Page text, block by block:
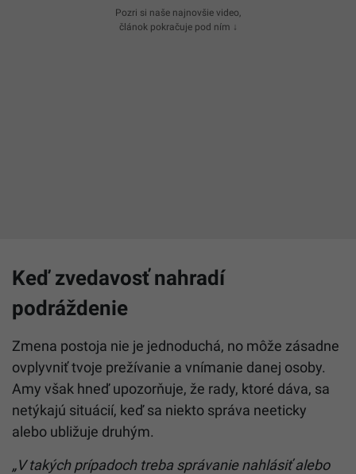
Pozri si naše najnovšie video,
článok pokračuje pod ním ↓
Keď zvedavosť nahradí
podráždenie
Zmena postoja nie je jednoduchá, no môže zásadne
ovplyvniť tvoje prežívanie a vnímanie danej osoby.
Amy však hneď upozorňuje, že rady, ktoré dáva, sa
netýkajú situácií, keď sa niekto správa neeticky
alebo ubližuje druhým.
„V takých prípadoch treba správanie nahlásiť alebo